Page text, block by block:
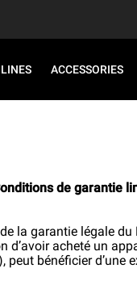
LINES ACCESSORIES
de garantie
la garantie légale du
d’avoir acheté un
peut bénéficier d’une